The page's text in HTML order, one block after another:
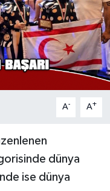
A- A+
dünya
ise dünya